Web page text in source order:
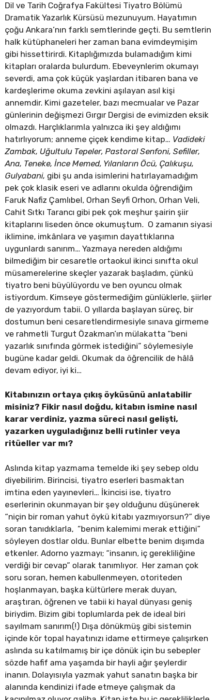
Dil ve Tarih Coğrafya Fakültesi Tiyatro Bölümü
Dramatik Yazarlık Kürsüsü mezunuyum. Hayatımın
çoğu Ankara’nın farklı semtlerinde geçti. Bu semtlerin
halk kütüphaneleri her zaman bana evimdeymişim
gibi hissettirirdi. Kitaplığımızda bulamadığım kimi
kitapları oralarda bulurdum. Ebeveynlerim okumayı
severdi, ama çok küçük yaşlardan itibaren bana ve
kardeşlerime okuma zevkini aşılayan asıl kişi
annemdir. Kimi gazeteler, bazı mecmualar ve Pazar
günlerinin değişmezi Gırgır Dergisi de evimizden eksik
olmazdı. Harçlıklarımla yalnızca iki şey aldığımı
hatırlıyorum; anneme çiçek kendime kitap… Vadideki
Zambak, Uğultulu Tepeler, Pastoral Senfoni, Sefiller,
Ana, Teneke, İnce Memed, Yılanların Öcü, Çalıkuşu,
Gulyabani, gibi şu anda isimlerini hatırlayamadığım
pek çok klasik eseri ve adlarını okulda öğrendiğim
Faruk Nafiz Çamlıbel, Orhan Seyfi Orhon, Orhan Veli,
Cahit Sıtkı Tarancı gibi pek çok meşhur şairin şiir
kitaplarını liseden önce okumuştum. O zamanın siyasi
iklimine, imkânlara ve yaşımın dayattıklarına
uygunlardı sanırım… Yazmaya nereden aldığımı
bilmediğim bir cesaretle ortaokul ikinci sınıfta okul
müsamerelerine skeçler yazarak başladım, çünkü
tiyatro beni büyülüyordu ve ben oyuncu olmak
istiyordum. Kimseye göstermediğim günlüklerle, şiirler
de yazıyordum tabii. O yıllarda başlayan süreç, bir
dostumun beni cesaretlendirmesiyle sınava girmeme
ve rahmetli Turgut Özakman’ın mülakatta “beni
yazarlık sınıfında görmek istediğini” söylemesiyle
bugüne kadar geldi. Okumak da öğrencilik de hâlâ
devam ediyor, iyi ki…
Kitabınızın ortaya çıkış öyküsünü anlatabilir
misiniz? Fikir nasıl doğdu, kitabın ismine nasıl
karar verdiniz, yazma süreci nasıl gelişti,
yazarken uyguladığınız belli rutinler veya
ritüeller var mı?
Aslında kitap yazmama temelde iki şey sebep oldu
diyebilirim. Birincisi, tiyatro eserleri basmaktan
imtina eden yayınevleri… İkincisi ise, tiyatro
eserlerinin okunmayan bir şey olduğunu düşünerek
“niçin bir roman yahut öykü kitabı yazmıyorsun?” diye
soran tanıdıklarla, “benim kalemimi merak ettiğini”
söyleyen dostlar oldu. Bunlar elbette benim dışımda
etkenler. Adorno yazmayı; “insanın, iç gerekliliğine
verdiği bir cevap” olarak tanımlıyor. Her zaman çok
soru soran, hemen kabullenmeyen, otoriteden
hoşlanmayan, başka kültürlere merak duyan,
araştıran, öğrenen ve tabii ki hayal dünyası geniş
biriydim. Bizim gibi toplumlarda pek de ideal biri
sayılmam sanırım(!) Dışa dönükmüş gibi sistemin
içinde kör topal hayatınızı idame ettirmeye çalışırken
aslında su katılmamış bir içe dönük için bu sebepler
sözde hafif ama yaşamda bir hayli ağır şeylerdir
inanın. Dolayısıyla yazmak yahut sanatın başka bir
alanında kendinizi ifade etmeye çalışmak da